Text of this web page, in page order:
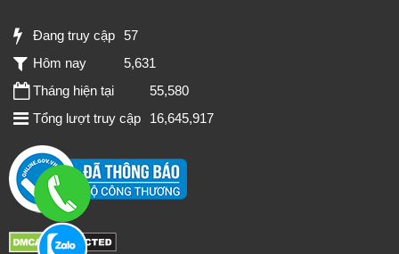
Đang truy cập 57
Hôm nay
5,631
Tháng hiện tại
55,580
Tổng lượt truy cập
16,645,917